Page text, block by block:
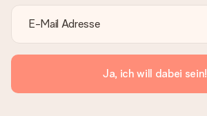
Ja, ich will dabei sein!